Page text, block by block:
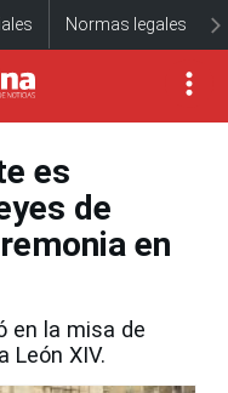
Normas legales
es
de
en
en la misa de
León XIV.